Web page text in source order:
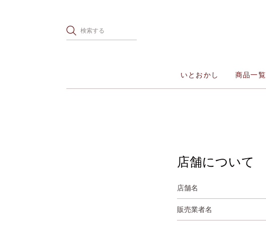
いとおかし 商品一覧
店舗について
店舗名
販売業者名